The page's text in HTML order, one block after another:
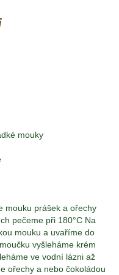
mouky
mouku prášek a ořechy
pečeme při 180°C Na
mouku a uvaříme do
vyšleháme krém
ve vodní lázni až
ořechy a nebo čokoládou